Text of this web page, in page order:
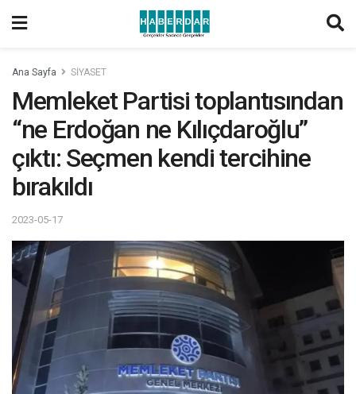
Ana Sayfa SİYASET
Memleket Partisi toplantısından
“ne Erdoğan ne Kılıçdaroğlu”
çıktı: Seçmen kendi tercihine
bırakıldı
2023-05-17